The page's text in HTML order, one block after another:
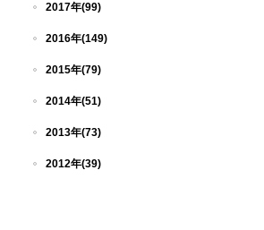
2017年(99)
2016年(149)
2015年(79)
2014年(51)
2013年(73)
2012年(39)